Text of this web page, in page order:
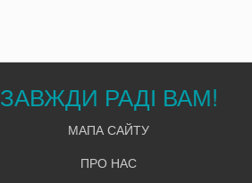
ЗАВЖДИ РАДІ ВАМ!
МАПА САЙТУ
ПРО НАС